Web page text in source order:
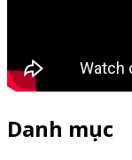
Danh mục